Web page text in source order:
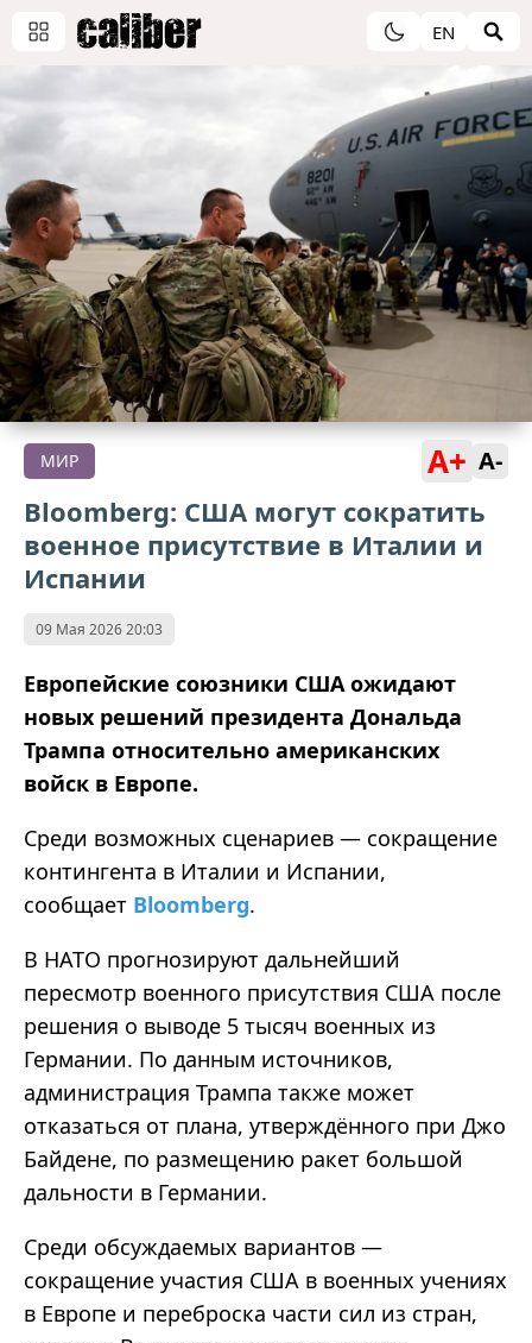
EN
МИР A+ A-
Bloomberg: США могут сократить
военное присутствие в Италии и
Испании
09 Мая 2026 20:03
Европейские союзники США ожидают
новых решений президента Дональда
Трампа относительно американских
войск в Европе.
Среди возможных сценариев — сокращение
контингента в Италии и Испании,
сообщает Bloomberg.
В НАТО прогнозируют дальнейший
пересмотр военного присутствия США после
решения о выводе 5 тысяч военных из
Германии. По данным источников,
администрация Трампа также может
отказаться от плана, утверждённого при Джо
Байдене, по размещению ракет большой
дальности в Германии.
Среди обсуждаемых вариантов —
сокращение участия США в военных учениях
в Европе и переброска части сил из стран,